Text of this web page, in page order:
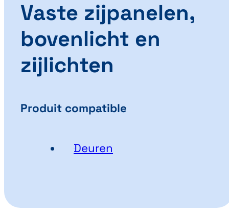
Vaste zijpanelen,
bovenlicht en
zijlichten
Produit compatible
Deuren